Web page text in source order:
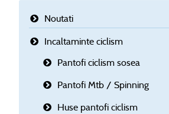
Noutati
Incaltaminte ciclism
Pantofi ciclism sosea
Pantofi Mtb / Spinning
Huse pantofi ciclism